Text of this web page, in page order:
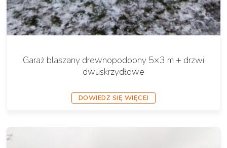
Garaż blaszany drewnopodobny 5×3 m + drzwi
dwuskrzydłowe
DOWIEDZ SIĘ WIĘCEJ